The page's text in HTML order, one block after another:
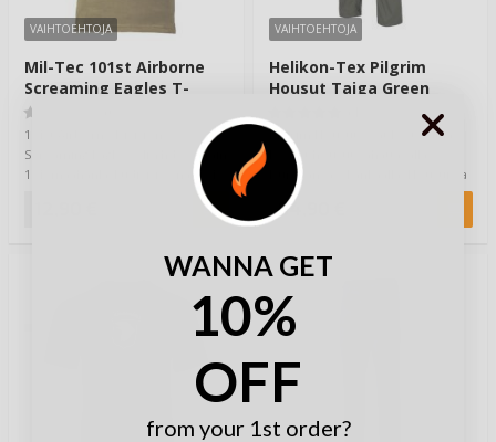
VAIHTOEHTOJA
Mil-Tec 101st Airborne
Screaming Eagles T-
Paita Olive
101st Airborne Division,
Screaming Eagles, eli Yhdysvaltain
101. maahanlaskudivisioona. 101.
VAIHTOEHTOJA
Helikon-Tex Pilgrim
Housut Taiga Green
Pilgrim Housut ovat kestävät ja
kevyet housut vahattavalla
DuraCanvas -kankaalla. Housuissa
aavistuk…
84,90 €
WANNA GET
10%
OFF
from your 1st order?